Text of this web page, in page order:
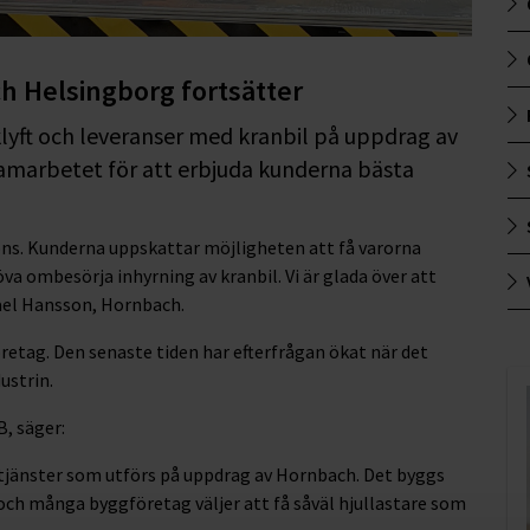
Helsingborg fortsätter
och leveranser med kranbil på uppdrag av
för att erbjuda kunderna bästa
Kunderna uppskattar möjligheten att få varorna
inhyrning av kranbil. Vi är glada över att
Hansson, Hornbach.
Den senaste tiden har efterfrågan ökat när det
säger:
som utförs på uppdrag av Hornbach. Det byggs
många byggföretag väljer att få såväl hjullastare som